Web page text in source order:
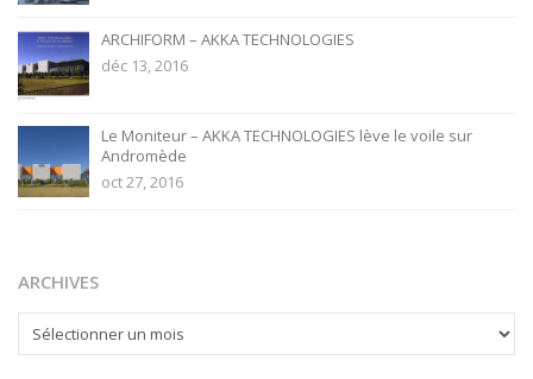
ARCHIFORM – AKKA TECHNOLOGIES
déc 13, 2016
Le Moniteur – AKKA TECHNOLOGIES lève le voile sur
Andromède
oct 27, 2016
ARCHIVES
ARCHIVES